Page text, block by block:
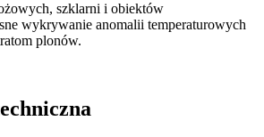
szklarni i obiektów
wykrywanie anomalii temperaturowych
plonów.